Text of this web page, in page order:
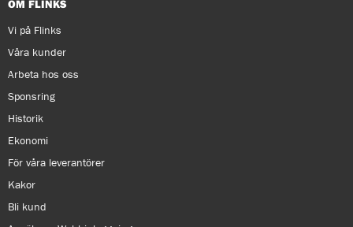
OM FLINKS
Vi på Flinks
Våra kunder
Arbeta hos oss
Sponsring
Historik
Ekonomi
För våra leverantörer
Kakor
Bli kund